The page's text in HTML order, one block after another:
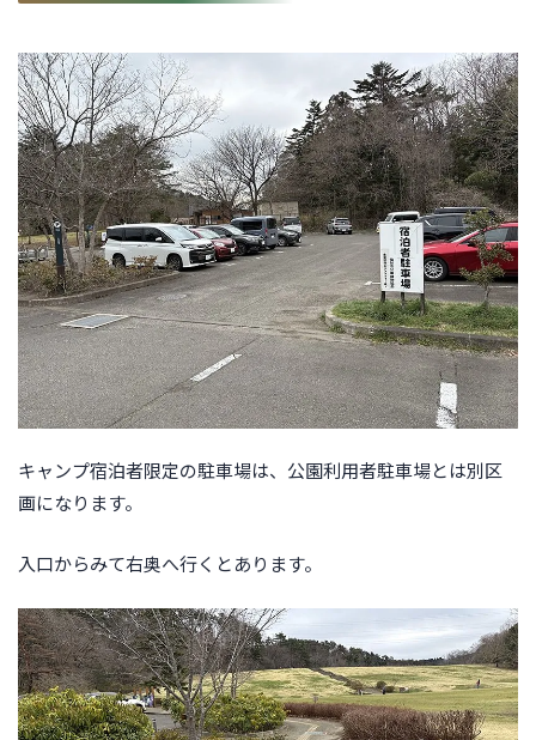
キャンプ宿泊者限定の駐車場は、公園利用者駐車場とは別区
画になります。
入口からみて右奥へ行くとあります。